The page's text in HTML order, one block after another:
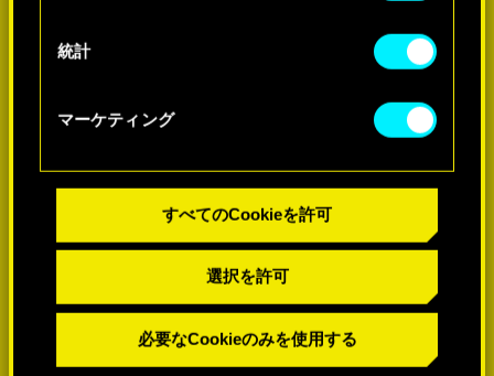
統計
マーケティング
すべてのCookieを許可
選択を許可
必要なCookieのみを使用する